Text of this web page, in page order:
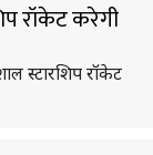
रॉकेट करेगी
स्टारशिप रॉकेट